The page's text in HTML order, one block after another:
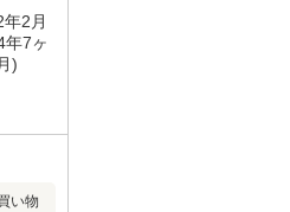
2月
年7ヶ
月)
い物